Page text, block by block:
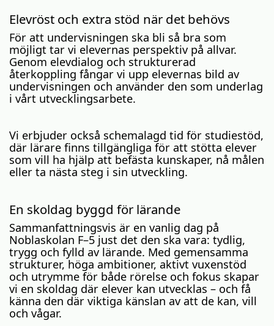
Elevröst och extra stöd när det behövs
För att undervisningen ska bli så bra som
möjligt tar vi elevernas perspektiv på allvar.
Genom elevdialog och strukturerad
återkoppling fångar vi upp elevernas bild av
undervisningen och använder den som underlag
i vårt utvecklingsarbete.
Vi erbjuder också schemalagd tid för studiestöd,
där lärare finns tillgängliga för att stötta elever
som vill ha hjälp att befästa kunskaper, nå målen
eller ta nästa steg i sin utveckling.
En skoldag byggd för lärande
Sammanfattningsvis är en vanlig dag på
Noblaskolan F–5 just det den ska vara: tydlig,
trygg och fylld av lärande. Med gemensamma
strukturer, höga ambitioner, aktivt vuxenstöd
och utrymme för både rörelse och fokus skapar
vi en skoldag där elever kan utvecklas – och få
känna den där viktiga känslan av att de kan, vill
och vågar.